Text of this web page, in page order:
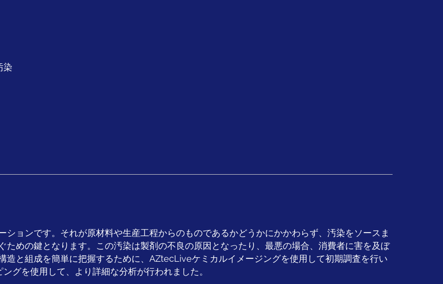
染
ションです。それが原材料や生産工程からのものであるかどうかにかかわらず、汚染をソースま
ための鍵となります。この汚染は製剤の不良の原因となったり、最悪の場合、消費者に害を及ぼ
造と組成を簡単に把握するために、AZtecLiveケミカルイメージングを使用して初期調査を行い
グを使用して、より詳細な分析が行われました。